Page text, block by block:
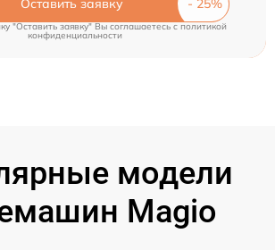
Оставить заявку
"Оставить заявку" Вы соглашаетесь cполитикой
конфиденциальности
модели
Magio